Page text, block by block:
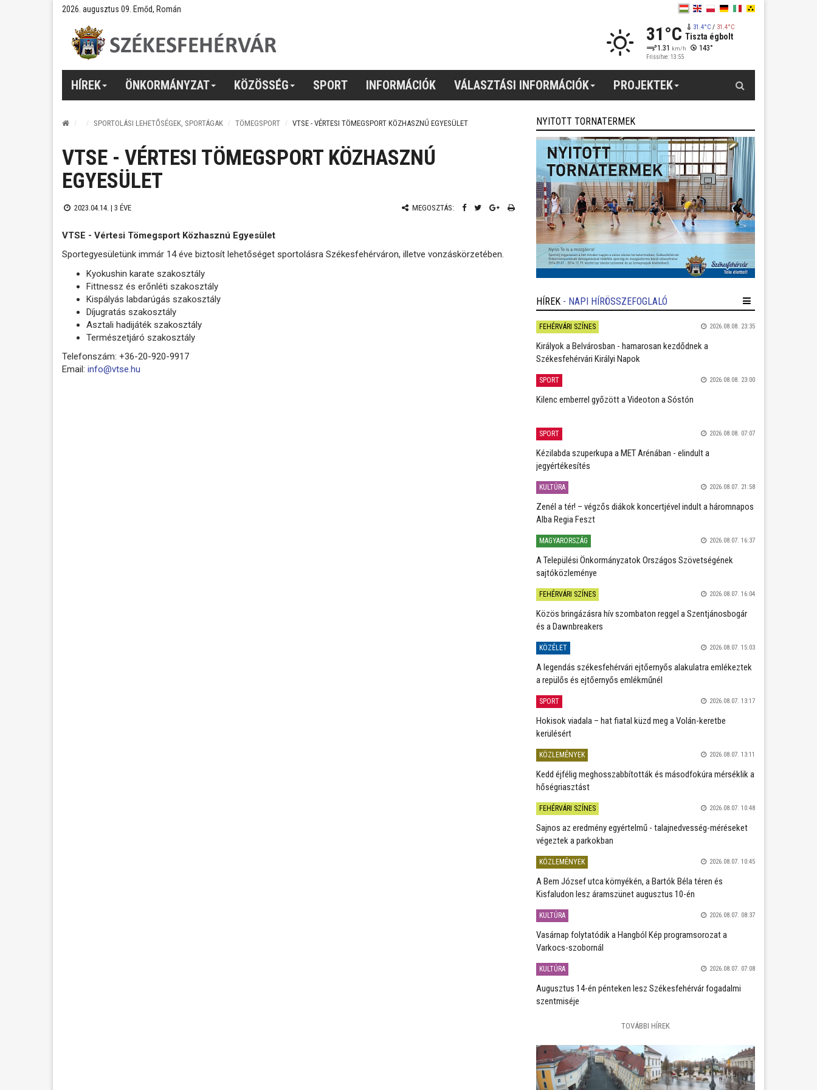
2026. augusztus 09. Emőd, Román
31°C 31.4°C/ 31.4°C
Tiszta égbolt
1.31 km/h 143°
Frissítve: 13:55
HÍREK ÖNKORMÁNYZAT KÖZÖSSÉG SPORT INFORMÁCIÓK VÁLASZTÁSI INFORMÁCIÓK PROJEKTEK
SPORTOLÁSI LEHETŐSÉGEK, SPORTÁGAK TÖMEGSPORT VTSE - VÉRTESI TÖMEGSPORT KÖZHASZNÚ EGYESÜLET
VTSE - VÉRTESI TÖMEGSPORT KÖZHASZNÚ
EGYESÜLET
2023.04.14. | 3 ÉVE MEGOSZTÁS:
VTSE - Vértesi Tömegsport Közhasznú Egyesület
Sportegyesületünk immár 14 éve biztosít lehetőséget sportolásra Székesfehérváron, illetve vonzáskörzetében.
Kyokushin karate szakosztály
Fittnessz és erőnléti szakosztály
Kispályás labdarúgás szakosztály
Díjugratás szakosztály
Asztali hadijáték szakosztály
Természetjáró szakosztály
Telefonszám: +36-20-920-9917
Email: info@vtse.hu
NYITOTT TORNATERMEK
HÍREK - NAPI HÍRÖSSZEFOGLALÓ
FEHÉRVÁRI SZÍNES 2026.08.08. 23:35
Királyok a Belvárosban - hamarosan kezdődnek a
Székesfehérvári Királyi Napok
SPORT 2026.08.08. 23:00
Kilenc emberrel győzött a Videoton a Sóstón
SPORT 2026.08.08. 07:07
Kézilabda szuperkupa a MET Arénában - elindult a
jegyértékesítés
KULTÚRA 2026.08.07. 21:58
Zenél a tér! – végzős diákok koncertjével indult a háromnapos
Alba Regia Feszt
MAGYARORSZÁG 2026.08.07. 16:37
A Települési Önkormányzatok Országos Szövetségének
sajtóközleménye
FEHÉRVÁRI SZÍNES 2026.08.07. 16:04
Közös bringázásra hív szombaton reggel a Szentjánosbogár
és a Dawnbreakers
KÖZÉLET 2026.08.07. 15:03
A legendás székesfehérvári ejtőernyős alakulatra emlékeztek
a repülős és ejtőernyős emlékműnél
SPORT 2026.08.07. 13:17
Hokisok viadala – hat fiatal küzd meg a Volán-keretbe
kerülésért
KÖZLEMÉNYEK 2026.08.07. 13:11
Kedd éjfélig meghosszabbították és másodfokúra mérséklik a
hőségriasztást
FEHÉRVÁRI SZÍNES 2026.08.07. 10:48
Sajnos az eredmény egyértelmű - talajnedvesség-méréseket
végeztek a parkokban
KÖZLEMÉNYEK 2026.08.07. 10:45
A Bem József utca környékén, a Bartók Béla téren és
Kisfaludon lesz áramszünet augusztus 10-én
KULTÚRA 2026.08.07. 08:37
Vasárnap folytatódik a Hangból Kép programsorozat a
Varkocs-szobornál
KULTÚRA 2026.08.07. 07:08
Augusztus 14-én pénteken lesz Székesfehérvár fogadalmi
szentmiséje
TOVÁBBI HÍREK